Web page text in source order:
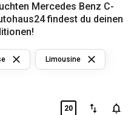
Mercedes Benz C-
findest du deinen
Limousine
20